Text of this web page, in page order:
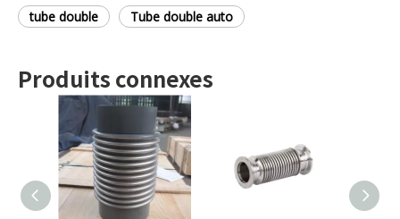
tube double
Tube double auto
Produits connexes